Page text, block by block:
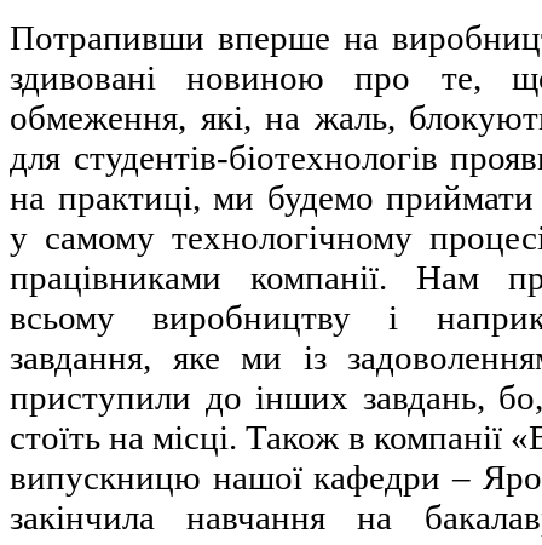
Потрапивши вперше на
здивовані новиною про те,
обмеження, які, на жаль,
для студентів-біотехнологів
на практиці, ми будемо приймати
у самому технологічному
працівниками компанії. Нам
всьому виробництву і
завдання, яке ми із
приступили до інших завдань,
стоїть на місці. Також в компанії
випускницю нашої кафедри –
закінчила навчання на